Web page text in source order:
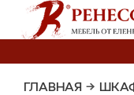
ГЛАВНАЯ →